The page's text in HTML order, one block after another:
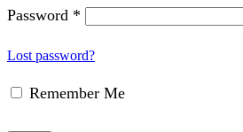
Password *
Lost password?
Remember Me